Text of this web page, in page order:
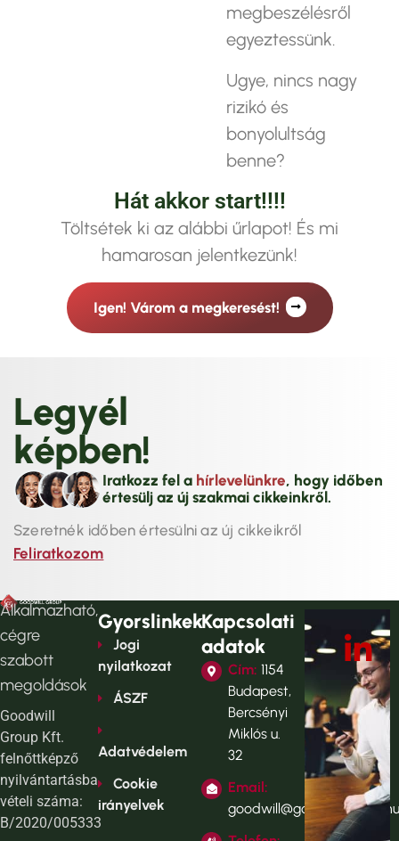
megbeszélésről
egyeztessünk.
Ugye, nincs nagy
rizikó és
bonyolultság
benne?
Hát akkor start!!!!
Töltsétek ki az alábbi űrlapot! És mi
hamarosan jelentkezünk!
Igen! Várom a megkeresést!
Legyél
képben!
Iratkozz fel a hírlevelünkre, hogy időben
értesülj az új szakmai cikkeinkről.
Szeretnék időben értesülni az új cikkeikről
Feliratkozom
Alkalmazható,
cégre
szabott
megoldások
Goodwill
Group Kft.
felnőttképző
nyilvántartásba
vételi száma:
B/2020/005333
Gyorslinkek
Jogi
nyilatkozat
ÁSZF
Adatvédelem
Cookie
irányelvek
Kapcsolati
adatok
Cím: 1154
Budapest,
Bercsényi
Miklós u.
32
Email: